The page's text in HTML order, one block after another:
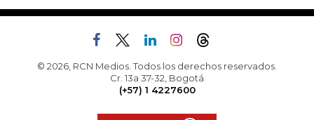
© 2026, RCN Medios. Todos los derechos reservados.
Cr. 13a 37-32, Bogotá
(+57) 1 4227600